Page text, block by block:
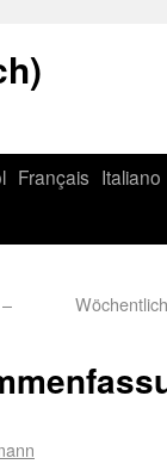
Français Italiano